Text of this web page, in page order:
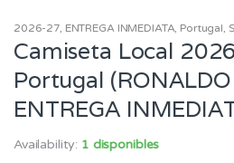
2026-27, ENTREGA INMEDIATA, Portugal,
Camiseta Local
Portugal
ENTREGA
Availability: 1 disponibles